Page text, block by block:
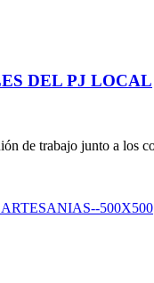
DEL PJ LOCAL
de trabajo junto a los